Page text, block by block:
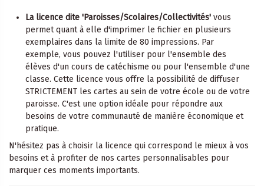
La licence dite 'Paroisses/Scolaires/Collectivités' vous
permet quant à elle d'imprimer le fichier en plusieurs
exemplaires dans la limite de 80 impressions. Par
exemple, vous pouvez l'utiliser pour l'ensemble des
élèves d'un cours de catéchisme ou pour l'ensemble d'une
classe. Cette licence vous offre la possibilité de diffuser
STRICTEMENT les cartes au sein de votre école ou de votre
paroisse. C'est une option idéale pour répondre aux
besoins de votre communauté de manière économique et
pratique.
N'hésitez pas à choisir la licence qui correspond le mieux à vos
besoins et à profiter de nos cartes personnalisables pour
marquer ces moments importants.